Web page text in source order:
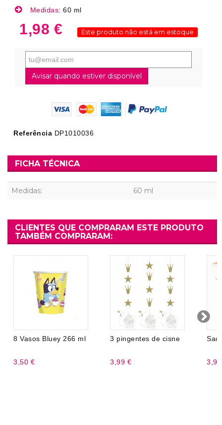
Medidas: 60 ml
1,98 € Este produto não está em estoque
Avisar quando estiver disponível
Referência DP1010036
FICHA TÉCNICA
Medidas: 60 ml
CLIENTES QUE COMPRARAM ESTE PRODUTO
TAMBÉM COMPRARAM:
8 Vasos Bluey 266 ml
3,50 €
3 pingentes de cisne
3,99 €